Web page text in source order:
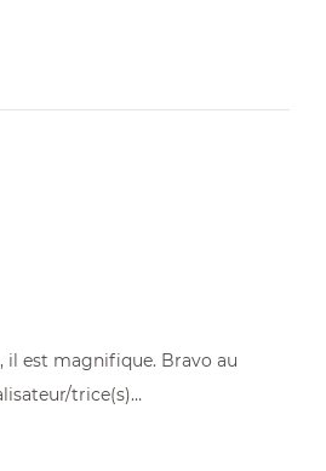
il est magnifique. Bravo au
trice(s)…